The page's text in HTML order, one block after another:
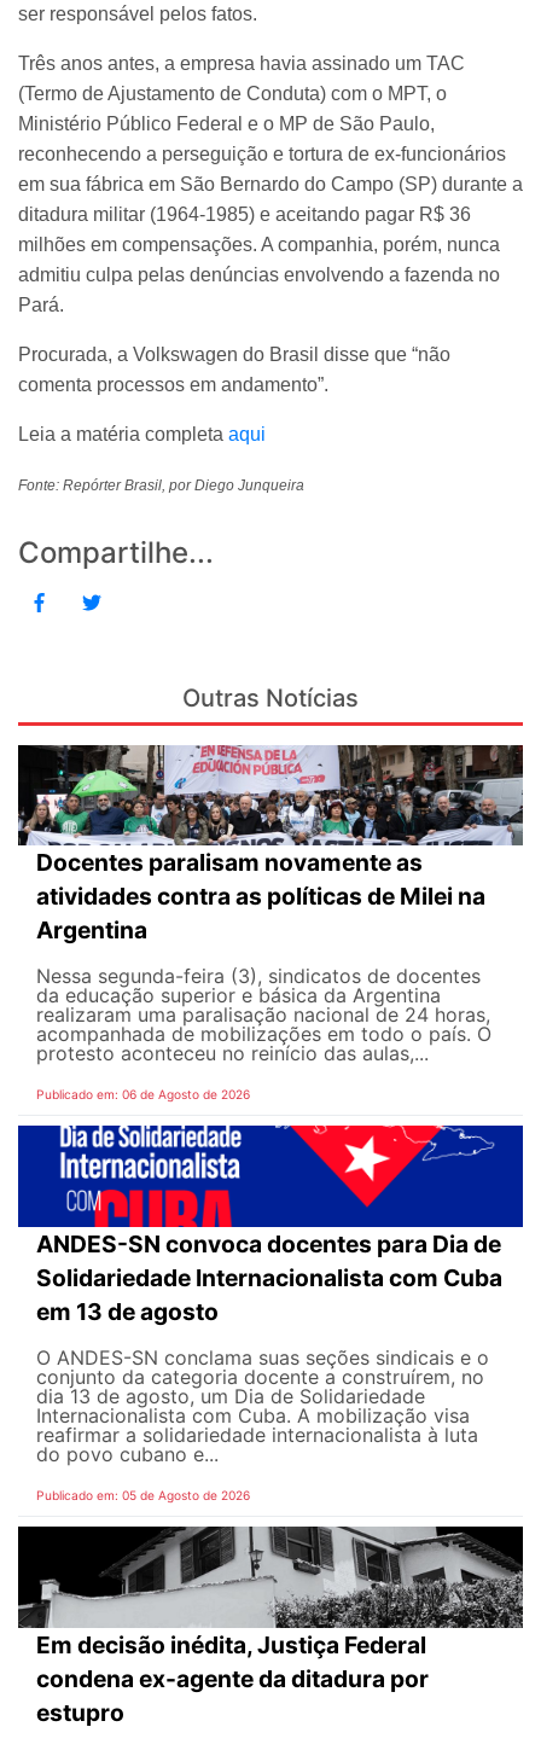
ser responsável pelos fatos.
Três anos antes, a empresa havia assinado um TAC
(Termo de Ajustamento de Conduta) com o MPT, o
Ministério Público Federal e o MP de São Paulo,
reconhecendo a perseguição e tortura de ex-funcionários
em sua fábrica em São Bernardo do Campo (SP) durante a
ditadura militar (1964-1985) e aceitando pagar R$ 36
milhões em compensações. A companhia, porém, nunca
admitiu culpa pelas denúncias envolvendo a fazenda no
Pará.
Procurada, a Volkswagen do Brasil disse que “não
comenta processos em andamento”.
Leia a matéria completa aqui
Fonte: Repórter Brasil, por Diego Junqueira
Compartilhe...
Outras Notícias
Docentes paralisam novamente as
atividades contra as políticas de Milei na
Argentina
Nessa segunda-feira (3), sindicatos de docentes
da educação superior e básica da Argentina
realizaram uma paralisação nacional de 24 horas,
acompanhada de mobilizações em todo o país. O
protesto aconteceu no reinício das aulas,...
Publicado em: 06 de Agosto de 2026
ANDES-SN convoca docentes para Dia de
Solidariedade Internacionalista com Cuba
em 13 de agosto
O ANDES-SN conclama suas seções sindicais e o
conjunto da categoria docente a construírem, no
dia 13 de agosto, um Dia de Solidariedade
Internacionalista com Cuba. A mobilização visa
reafirmar a solidariedade internacionalista à luta
do povo cubano e...
Publicado em: 05 de Agosto de 2026
Em decisão inédita, Justiça Federal
condena ex-agente da ditadura por
estupro